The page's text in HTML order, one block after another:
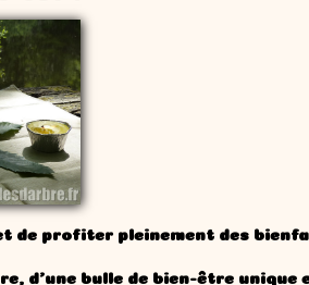
de profiter pleinement des
d'une bulle de bien-être unique